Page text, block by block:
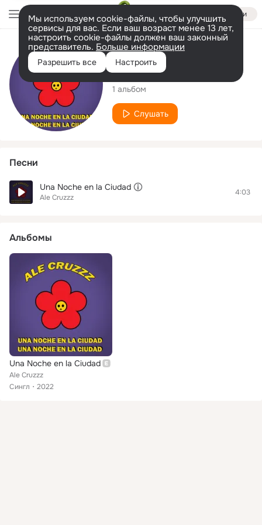
Войти
Мы используем cookie-файлы, чтобы улучшить
сервисы для вас. Если ваш возраст менее 13 лет,
настроить cookie-файлы должен ваш законный
представитель. Больше информации
Разрешить все Настроить
Исполнитель
Ale Cruzzz
1 альбом
Слушать
Песни
Una Noche en la Ciudad
Ale Cruzzz
4:03
Альбомы
Una Noche en la Ciudad
Ale Cruzzz
Сингл
2022